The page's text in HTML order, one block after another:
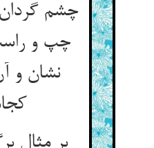
چشم
چپ و
نشان و
بر مثال